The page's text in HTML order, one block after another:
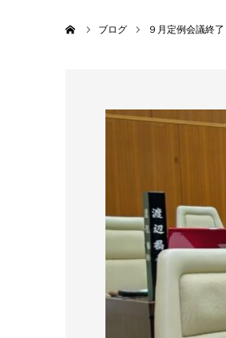
ブログ ９月定例会議終了